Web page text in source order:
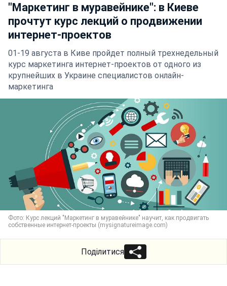
"Маркетинг в муравейнике": в Киеве
прочтут курс лекций о продвижении
интернет-проектов
01-19 августа в Киве пройдет полный трехнедельный
курс маркетинга интернет-проектов от одного из
крупнейших в Украине специалистов онлайн-
маркетинга
Фото: Курс лекций "Маркетинг в муравейнике" научит, как продвигать
собственные интернет-проекты (mysignatureimage.com)
Поділитися